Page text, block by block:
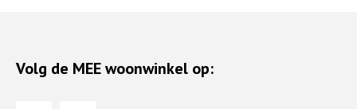
Volg de MEE woonwinkel op: